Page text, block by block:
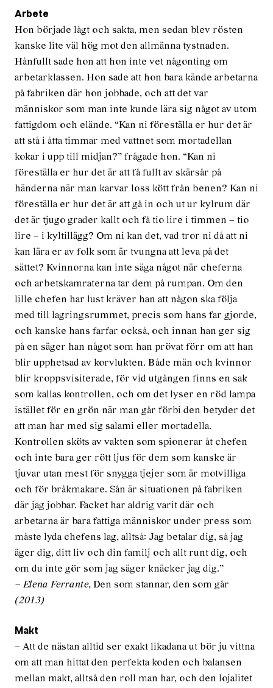
Arbete
Hon började lågt och sakta, men sedan blev rösten
kanske lite väl hög mot den allmänna tystnaden.
Hånfullt sade hon att hon inte vet någonting om
arbetarklassen. Hon sade att hon bara kände arbetarna
på fabriken där hon jobbade, och att det var
människor som man inte kunde lära sig något av utom
fattigdom och elände. “Kan ni föreställa er hur det är
att stå i åtta timmar med vattnet som mortadellan
kokar i upp till midjan?” frågade hon. “Kan ni
föreställa er hur det är att få fullt av skärsår på
händerna när man karvar loss kött från benen? Kan ni
föreställa er hur det är att gå in och ut ur kylrum där
det är tjugo grader kallt och få tio lire i timmen – tio
lire – i kyltillägg? Om ni kan det, vad tror ni då att ni
kan lära er av folk som är tvungna att leva på det
sättet? Kvinnorna kan inte säga något när cheferna
och arbetskamraterna tar dem på rumpan. Om den
lille chefen har lust kräver han att någon ska följa
med till lagringsrummet, precis som hans far gjorde,
och kanske hans farfar också, och innan han ger sig
på en säger han något som han prövat förr om att han
blir upphetsad av korvlukten. Både män och kvinnor
blir kroppsvisiterade, för vid utgången finns en sak
som kallas kontrollen, och om det lyser en röd lampa
istället för en grön när man går förbi den betyder det
att man har med sig salami eller mortadella.
Kontrollen sköts av vakten som spionerar åt chefen
och inte bara ger rött ljus för dem som kanske är
tjuvar utan mest för snygga tjejer som är motvilliga
och för bråkmakare. Sån är situationen på fabriken
där jag jobbar. Facket har aldrig varit där och
arbetarna är bara fattiga människor under press som
måste lyda chefens lag, alltså: Jag betalar dig, så jag
äger dig, ditt liv och din familj och allt runt dig, och
om du inte gör som jag säger knäcker jag dig.”
– Elena Ferrante, Den som stannar, den som går
(2013)
Makt
– Att de nästan alltid ser exakt likadana ut bör ju vittna
om att man hittat den perfekta koden och balansen
mellan makt, alltså den roll man har, och den lojalitet